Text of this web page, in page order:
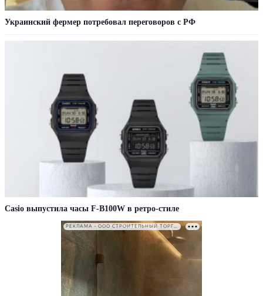
Украинский фермер потребовал переговоров с РФ
Casio выпустила часы F-B100W в ретро-стиле
РЕКЛАМА • ООО СТРОИТЕЛЬНЫЙ ТОРГОВЫЙ ДОМ «ПЕТРОВИЧ». ИНН: 7802348846